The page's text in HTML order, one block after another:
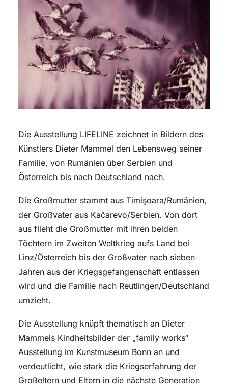
Die Ausstellung LIFELINE zeichnet in Bildern des
Künstlers Dieter Mammel den Lebensweg seiner
Familie, von Rumänien über Serbien und
Österreich bis nach Deutschland nach.
Die Großmutter stammt aus Timişoara/Rumänien,
der Großvater aus Kačarevo/Serbien. Von dort
aus flieht die Großmutter mit ihren beiden
Töchtern im Zweiten Weltkrieg aufs Land bei
Linz/Österreich bis der Großvater nach sieben
Jahren aus der Kriegsgefangenschaft entlassen
wird und die Familie nach Reutlingen/Deutschland
umzieht.
Die Ausstellung knüpft thematisch an Dieter
Mammels Kindheitsbilder der „family works“
Ausstellung im Kunstmuseum Bonn an und
verdeutlicht, wie stark die Kriegserfahrung der
Großeltern und Eltern in die nächste Generation